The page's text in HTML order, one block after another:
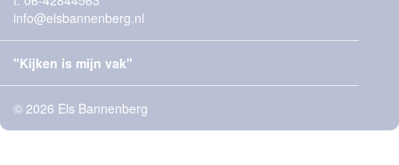
info@elsbannenberg.nl
"Kijken is mijn vak"
© 2026 Els Bannenberg